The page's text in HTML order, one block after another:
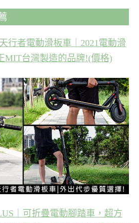
行者電動滑板車｜2021電動滑
MIT台灣製造的品牌!(價格)
｜可折疊電動腳踏車，超方